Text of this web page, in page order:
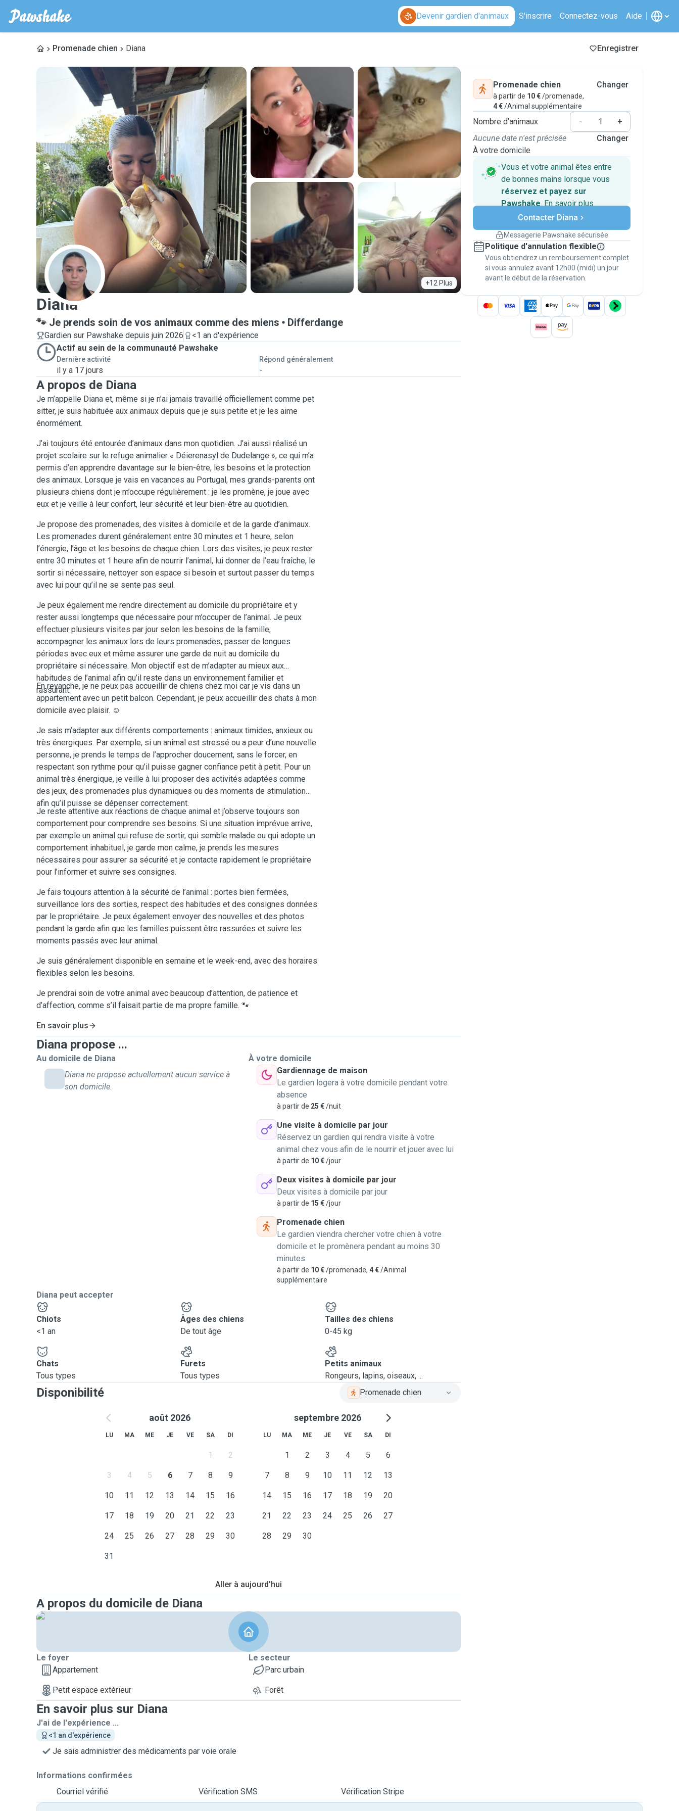
Devenir gardien d'animaux S'inscrire Connectez-vous Aide
Promenade chien Diana Enregistrer
+12 Plus
D
Diana
🐾 Je prends soin de vos animaux comme des miens Differdange
Gardien sur Pawshake depuis juin 2026
<1 an d'expérience
Actif au sein de la communauté Pawshake
Dernière activité
il y a 17 jours
Répond généralement
-
A propos de Diana
Je m’appelle Diana et, même si je n’ai jamais travaillé officiellement comme pet
sitter, je suis habituée aux animaux depuis que je suis petite et je les aime
énormément.
J’ai toujours été entourée d’animaux dans mon quotidien. J’ai aussi réalisé un
projet scolaire sur le refuge animalier « Déierenasyl de Dudelange », ce qui m’a
permis d’en apprendre davantage sur le bien-être, les besoins et la protection
des animaux. Lorsque je vais en vacances au Portugal, mes grands-parents ont
plusieurs chiens dont je m’occupe régulièrement : je les promène, je joue avec
eux et je veille à leur confort, leur sécurité et leur bien-être au quotidien.
Je propose des promenades, des visites à domicile et de la garde d’animaux.
Les promenades durent généralement entre 30 minutes et 1 heure, selon
l’énergie, l’âge et les besoins de chaque chien. Lors des visites, je peux rester
entre 30 minutes et 1 heure afin de nourrir l’animal, lui donner de l’eau fraîche, le
sortir si nécessaire, nettoyer son espace si besoin et surtout passer du temps
avec lui pour qu’il ne se sente pas seul.
Je peux également me rendre directement au domicile du propriétaire et y
rester aussi longtemps que nécessaire pour m’occuper de l’animal. Je peux
effectuer plusieurs visites par jour selon les besoins de la famille,
accompagner les animaux lors de leurs promenades, passer de longues
périodes avec eux et même assurer une garde de nuit au domicile du
propriétaire si nécessaire. Mon objectif est de m’adapter au mieux aux
habitudes de l’animal afin qu’il reste dans un environnement familier et
rassurant.
En revanche, je ne peux pas accueillir de chiens chez moi car je vis dans un
appartement avec un petit balcon. Cependant, je peux accueillir des chats à mon
domicile avec plaisir. ☺️
Je sais m’adapter aux différents comportements : animaux timides, anxieux ou
très énergiques. Par exemple, si un animal est stressé ou a peur d’une nouvelle
personne, je prends le temps de l’approcher doucement, sans le forcer, en
respectant son rythme pour qu’il puisse gagner confiance petit à petit. Pour un
animal très énergique, je veille à lui proposer des activités adaptées comme
des jeux, des promenades plus dynamiques ou des moments de stimulation
afin qu’il puisse se dépenser correctement.
Je reste attentive aux réactions de chaque animal et j’observe toujours son
comportement pour comprendre ses besoins. Si une situation imprévue arrive,
par exemple un animal qui refuse de sortir, qui semble malade ou qui adopte un
comportement inhabituel, je garde mon calme, je prends les mesures
nécessaires pour assurer sa sécurité et je contacte rapidement le propriétaire
pour l’informer et suivre ses consignes.
Je fais toujours attention à la sécurité de l’animal : portes bien fermées,
surveillance lors des sorties, respect des habitudes et des consignes données
par le propriétaire. Je peux également envoyer des nouvelles et des photos
pendant la garde afin que les familles puissent être rassurées et suivre les
moments passés avec leur animal.
Je suis généralement disponible en semaine et le week-end, avec des horaires
flexibles selon les besoins.
Je prendrai soin de votre animal avec beaucoup d’attention, de patience et
d’affection, comme s’il faisait partie de ma propre famille. 🐾
En savoir plus
Diana propose ...
Au domicile de Diana
Diana ne propose actuellement aucun service à
son domicile.
À votre domicile
Gardiennage de maison
Le gardien logera à votre domicile pendant votre
absence
à partir de 25 €/nuit
Une visite à domicile par jour
Réservez un gardien qui rendra visite à votre
animal chez vous afin de le nourrir et jouer avec lui
à partir de 10 €/jour
Deux visites à domicile par jour
Deux visites à domicile par jour
à partir de 15 €/jour
Promenade chien
Le gardien viendra chercher votre chien à votre
domicile et le promènera pendant au moins 30
minutes
à partir de 10 €/promenade, 4 €/Animal
supplémentaire
Diana peut accepter
Chiots
<1 an
Âges des chiens
De tout âge
Tailles des chiens
0-45 kg
Chats
Tous types
Furets
Tous types
Petits animaux
Rongeurs, lapins, oiseaux, ...
Disponibilité Promenade chien
août 2026
LU MA ME JE VE SA DI
1 2
3 4 5 6 7 8 9
10 11 12 13 14 15 16
17 18 19 20 21 22 23
24 25 26 27 28 29 30
31
septembre 2026
LU MA ME JE VE SA DI
1 2 3 4 5 6
7 8 9 10 11 12 13
14 15 16 17 18 19 20
21 22 23 24 25 26 27
28 29 30
Aller à aujourd'hui
A propos du domicile de Diana
Le foyer
Appartement
Petit espace extérieur
Le secteur
Parc urbain
Forêt
En savoir plus sur Diana
J'ai de l'expérience ...
<1 an d'expérience
Je sais administrer des médicaments par voie orale
Informations confirmées
Courriel vérifié
Vérification SMS Vérification Stripe
Promenade chien
à partir de 10 €/promenade,
4 €/Animal supplémentaire
Changer
Nombre d'animaux -
+
Aucune date n'est précisée
À votre domicile
Changer
Vous et votre animal êtes entre
de bonnes mains lorsque vous
réservez et payez sur
Pawshake. En savoir plus
Paiements sécurisés
Assistance en cas de
Réservations couvertes par
nos garanties
Gardez tout sur Pawshake (du premier
message au paiement) pour bénéficier de la
Garantie Pawshake.
Contacter Diana
Messagerie Pawshake sécurisée
Politique d'annulation flexible
Vous obtiendrez un remboursement complet
si vous annulez avant 12h00 (midi) un jour
avant le début de la réservation.